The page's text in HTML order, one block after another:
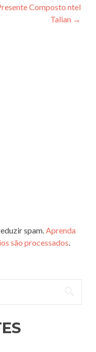
Composto ntel
Talian →
spam.Aprenda
são processados.